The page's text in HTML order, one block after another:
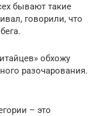
бывают такие
говорили, что
обхожу
разочарования.
– это